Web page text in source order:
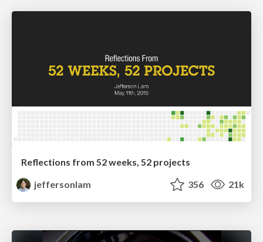
Reflections from 52 weeks, 52 projects
jeffersonlam
356 21k